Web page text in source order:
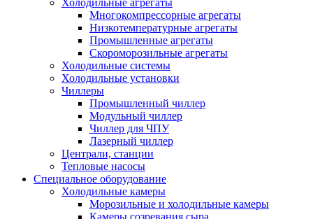
Холодильные агрегаты
Многокомпрессорные агрегаты
Низкотемпературные агрегаты
Промышленные агрегаты
Скороморозильные агрегаты
Холодильные системы
Холодильные установки
Чиллеры
Промышленный чиллер
Модульный чиллер
Чиллер для ЧПУ
Лазерный чиллер
Централи, станции
Тепловые насосы
Специальное оборудование
Холодильные камеры
Морозильные и холодильные камеры
Камеры созревания сыра